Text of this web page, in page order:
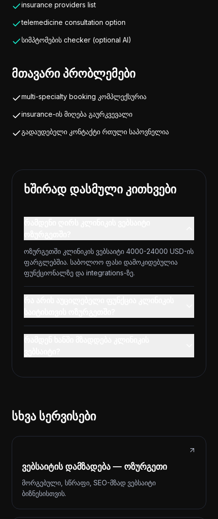
insurance providers list
telemedicine consultation option
სიმპტომების checker (optional AI)
მთავარი პრობლემები
multi-specialty booking კომპლექსურია
insurance-ის მიღება გაურკვევალი
გადაუდებელი კონტაქტი რთული საპოვნელია
ხშირად დასმული კითხვები
ოზურგეთში კლინიკის ვებსაიტი 4000-24000 USD-ის
ფარგლებშია. საბოლოო ფასი დამოკიდებულია
ფუნქციონალზე და integrations-ზე.
სხვა სერვისები
ვებსაიტის დამზადება — ოზურგეთი
მორგებული, სწრაფი, SEO-მზად ვებსაიტი
ბიზნესისთვის.